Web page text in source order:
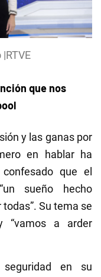
que nos
y las ganas por
en hablar ha
que el
sueño hecho
todas”. Su tema se
a arder
en su